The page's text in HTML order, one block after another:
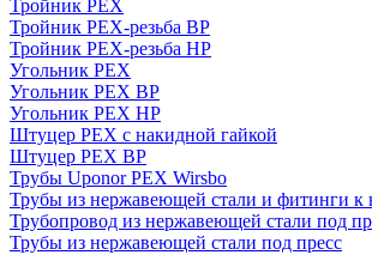
Тройник PEX
Тройник PEX-резьба ВР
Тройник PEX-резьба НР
Угольник PEX
Угольник PEX ВР
Угольник PEX НР
Штуцер PEX c накидной гайкой
Штуцер PEX ВР
Трубы Uponor PEX Wirsbo
Трубы из нержавеющей стали и фитинги к
Трубопровод из нержавеющей стали под
Трубы из нержавеющей стали под пресс